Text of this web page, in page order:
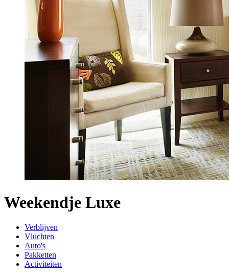
Weekendje Luxe
Verblijven
Vluchten
Auto's
Pakketten
Activiteiten